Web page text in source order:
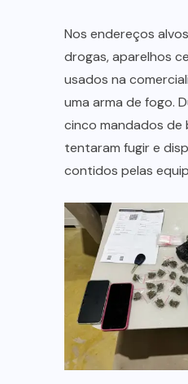
Nos endereços
drogas, aparelhos
usados na
uma arma de fogo.
cinco mandados de
tentaram fugir e
contidos pelas